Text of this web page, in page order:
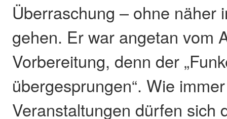
Überraschung – ohne näher
gehen. Er war angetan vom
Vorbereitung, denn der
übergesprungen“. Wie
Veranstaltungen dürfen sich